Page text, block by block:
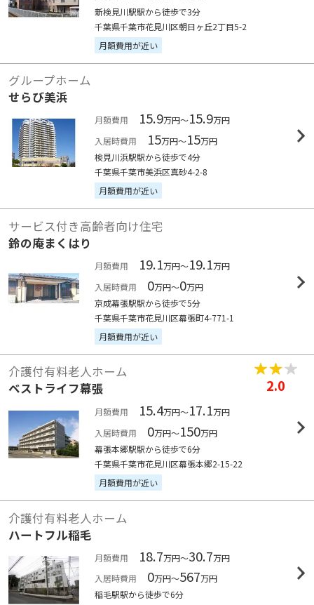
新検見川駅駅から徒歩で3分
千葉県千葉市花見川区朝日ヶ丘2丁目5-2
月額費用が近い
グループホーム
せらび美浜
月額費用 15.9万円～15.9万円
入居時費用
15万円～15万円
検見川浜駅駅から徒歩で4分
千葉県千葉市美浜区真砂4-2-8
月額費用が近い
サービス付き高齢者向け住宅
鈴の庵まくはり
月額費用 19.1万円～19.1万円
入居時費用
0万円～0万円
京成幕張駅駅から徒歩で5分
千葉県千葉市花見川区幕張町4-771-1
月額費用が近い
介護付有料老人ホーム
ベストライフ幕張
2.0
月額費用 15.4万円～17.1万円
入居時費用
0万円～150万円
幕張本郷駅駅から徒歩で6分
千葉県千葉市花見川区幕張本郷2-15-22
月額費用が近い
介護付有料老人ホーム
ハートフル稲毛
月額費用 18.7万円～30.7万円
入居時費用
0万円～567万円
稲毛駅駅から徒歩で6分